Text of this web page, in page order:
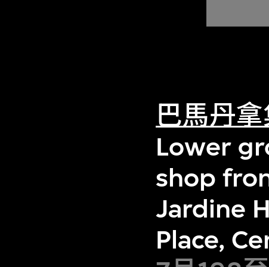
巴馬丹拿
Lower
shop
Jardine
Place,